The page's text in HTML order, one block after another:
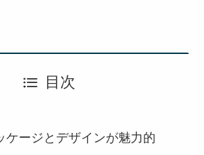
目次
ケージとデザインが魅力的